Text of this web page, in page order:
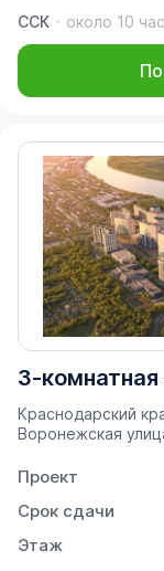
ССК
около 10
3-комнатная
Краснодарский
Воронежская
Проект
Срок сдачи
Этаж